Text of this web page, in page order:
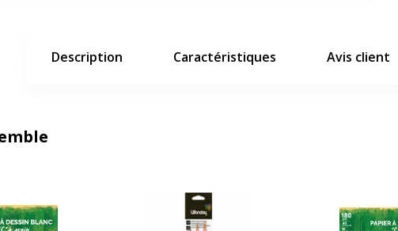
Description Caractéristiques Avis client